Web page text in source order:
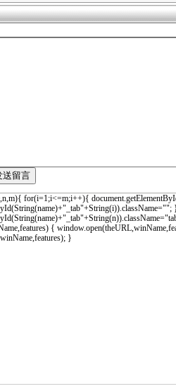
for(i=1;i<=m;i++){
{
}